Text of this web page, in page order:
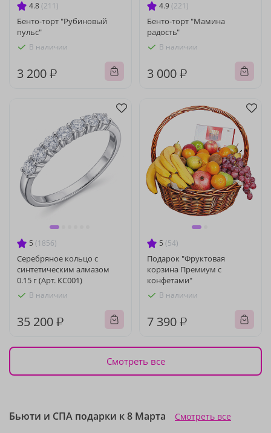
4.8 (211)
Бенто-торт "Рубиновый
пульс"
В наличии
3 200 ₽
4.9 (221)
Бенто-торт "Мамина
радость"
В наличии
3 000 ₽
5 (1856)
Серебряное кольцо с
синтетическим алмазом
0.15 г (Арт. КС001)
В наличии
35 200 ₽
5 (54)
Подарок "Фруктовая
корзина Премиум с
конфетами"
В наличии
7 390 ₽
Смотреть все
Бьюти и СПА подарки к 8 Марта Смотреть все